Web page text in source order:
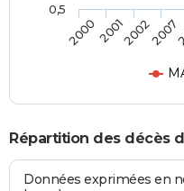
2000200120022007
0,5
Répartition des décès
Données exprimées en